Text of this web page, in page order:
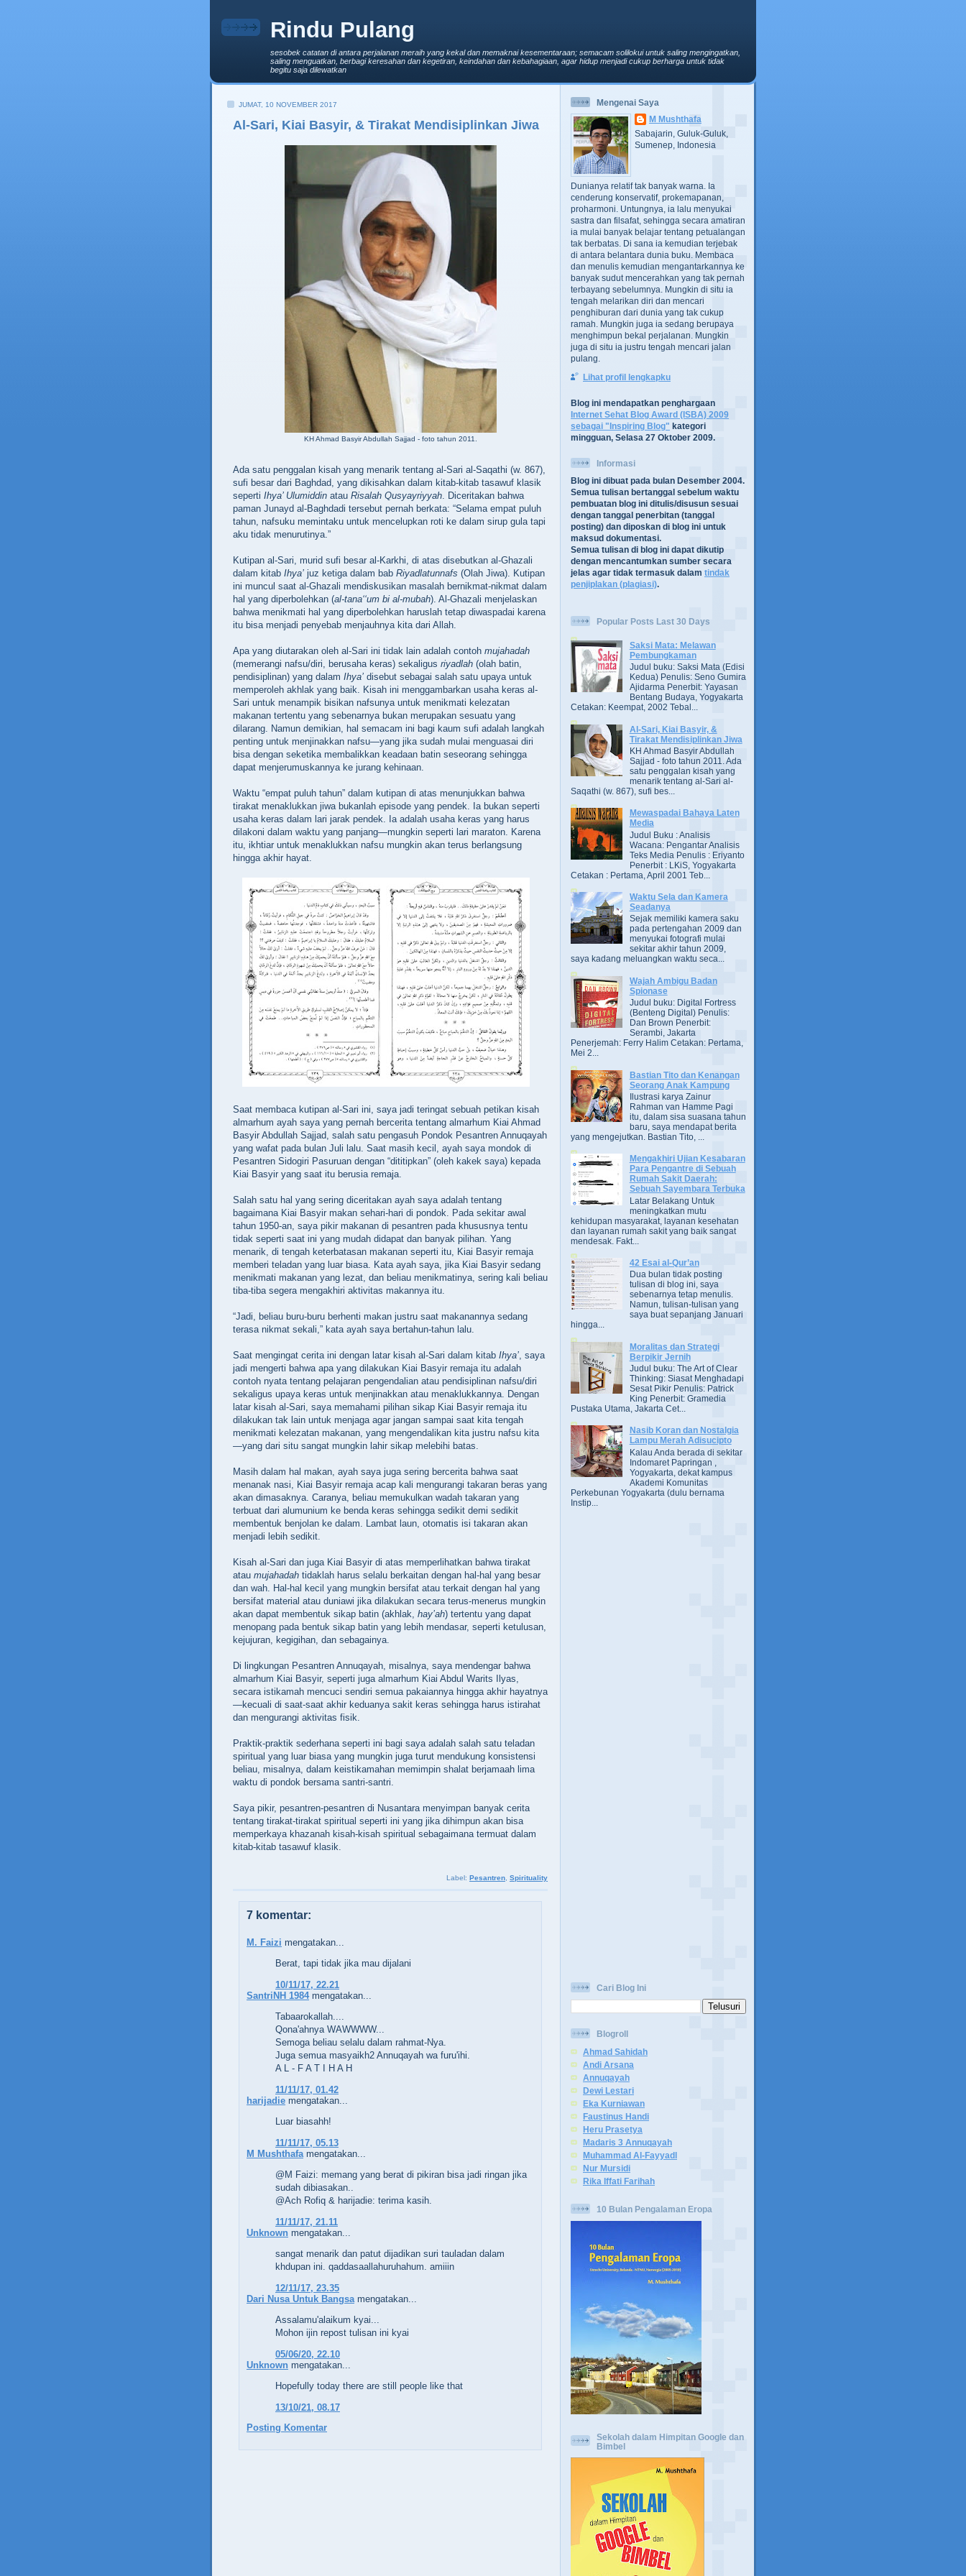
Rindu Pulang
sesobek catatan di antara perjalanan meraih yang kekal dan memaknai kesementaraan; semacam solilokui untuk saling mengingatkan,
saling menguatkan, berbagi keresahan dan kegetiran, keindahan dan kebahagiaan, agar hidup menjadi cukup berharga untuk tidak
begitu saja dilewatkan
JUMAT, 10 NOVEMBER 2017
Al-Sari, Kiai Basyir, & Tirakat Mendisiplinkan Jiwa
KH Ahmad Basyir Abdullah Sajjad - foto tahun 2011.
Ada satu penggalan kisah yang menarik tentang al-Sari al-Saqathi (w. 867),
sufi besar dari Baghdad, yang dikisahkan dalam kitab-kitab tasawuf klasik
seperti Ihya’ Ulumiddin atau Risalah Qusyayriyyah . Diceritakan bahwa
paman Junayd al-Baghdadi tersebut pernah berkata: “Selama empat puluh
tahun, nafsuku memintaku untuk mencelupkan roti ke dalam sirup gula tapi
aku tidak menurutinya.”
Kutipan al-Sari, murid sufi besar al-Karkhi, di atas disebutkan al-Ghazali
dalam kitab Ihya’ juz ketiga dalam bab Riyadlatunnafs (Olah Jiwa). Kutipan
ini muncul saat al-Ghazali mendiskusikan masalah bernikmat-nikmat dalam
hal yang diperbolehkan (al-tana‘‘um bi al-mubah). Al-Ghazali menjelaskan
bahwa menikmati hal yang diperbolehkan haruslah tetap diwaspadai karena
itu bisa menjadi penyebab menjauhnya kita dari Allah.
Apa yang diutarakan oleh al-Sari ini tidak lain adalah contoh mujahadah
(memerangi nafsu/diri, berusaha keras) sekaligus riyadlah (olah batin,
pendisiplinan) yang dalam Ihya’ disebut sebagai salah satu upaya untuk
memperoleh akhlak yang baik. Kisah ini menggambarkan usaha keras al-
Sari untuk menampik bisikan nafsunya untuk menikmati kelezatan
makanan tertentu yang sebenarnya bukan merupakan sesuatu yang
dilarang. Namun demikian, hal semacam ini bagi kaum sufi adalah langkah
penting untuk menjinakkan nafsu—yang jika sudah mulai menguasai diri
bisa dengan seketika membalikkan keadaan batin seseorang sehingga
dapat menjerumuskannya ke jurang kehinaan.
Waktu “empat puluh tahun” dalam kutipan di atas menunjukkan bahwa
tirakat menaklukkan jiwa bukanlah episode yang pendek. Ia bukan seperti
usaha keras dalam lari jarak pendek. Ia adalah usaha keras yang harus
dilakoni dalam waktu yang panjang—mungkin seperti lari maraton. Karena
itu, ikhtiar untuk menaklukkan nafsu mungkin akan terus berlangsung
hingga akhir hayat.
Saat membaca kutipan al-Sari ini, saya jadi teringat sebuah petikan kisah
almarhum ayah saya yang pernah bercerita tentang almarhum Kiai Ahmad
Basyir Abdullah Sajjad, salah satu pengasuh Pondok Pesantren Annuqayah
yang wafat pada bulan Juli lalu. Saat masih kecil, ayah saya mondok di
Pesantren Sidogiri Pasuruan dengan “dititipkan” (oleh kakek saya) kepada
Kiai Basyir yang saat itu berusia remaja.
Salah satu hal yang sering diceritakan ayah saya adalah tentang
bagaimana Kiai Basyir makan sehari-hari di pondok. Pada sekitar awal
tahun 1950-an, saya pikir makanan di pesantren pada khususnya tentu
tidak seperti saat ini yang mudah didapat dan banyak pilihan. Yang
menarik, di tengah keterbatasan makanan seperti itu, Kiai Basyir remaja
memberi teladan yang luar biasa. Kata ayah saya, jika Kiai Basyir sedang
menikmati makanan yang lezat, dan beliau menikmatinya, sering kali beliau
tiba-tiba segera mengakhiri aktivitas makannya itu.
“Jadi, beliau buru-buru berhenti makan justru saat makanannya sedang
terasa nikmat sekali,” kata ayah saya bertahun-tahun lalu.
Saat mengingat cerita ini dengan latar kisah al-Sari dalam kitab Ihya’ , saya
jadi mengerti bahwa apa yang dilakukan Kiai Basyir remaja itu adalah
contoh nyata tentang pelajaran pengendalian atau pendisiplinan nafsu/diri
sekaligus upaya keras untuk menjinakkan atau menaklukkannya. Dengan
latar kisah al-Sari, saya memahami pilihan sikap Kiai Basyir remaja itu
dilakukan tak lain untuk menjaga agar jangan sampai saat kita tengah
menikmati kelezatan makanan, yang mengendalikan kita justru nafsu kita
—yang dari situ sangat mungkin lahir sikap melebihi batas.
Masih dalam hal makan, ayah saya juga sering bercerita bahwa saat
menanak nasi, Kiai Basyir remaja acap kali mengurangi takaran beras yang
akan dimasaknya. Caranya, beliau memukulkan wadah takaran yang
terbuat dari alumunium ke benda keras sehingga sedikit demi sedikit
membentuk benjolan ke dalam. Lambat laun, otomatis isi takaran akan
menjadi lebih sedikit.
Kisah al-Sari dan juga Kiai Basyir di atas memperlihatkan bahwa tirakat
atau mujahadah tidaklah harus selalu berkaitan dengan hal-hal yang besar
dan wah. Hal-hal kecil yang mungkin bersifat atau terkait dengan hal yang
bersifat material atau duniawi jika dilakukan secara terus-menerus mungkin
akan dapat membentuk sikap batin (akhlak, hay’ah) tertentu yang dapat
menopang pada bentuk sikap batin yang lebih mendasar, seperti ketulusan,
kejujuran, kegigihan, dan sebagainya.
Di lingkungan Pesantren Annuqayah, misalnya, saya mendengar bahwa
almarhum Kiai Basyir, seperti juga almarhum Kiai Abdul Warits Ilyas,
secara istikamah mencuci sendiri semua pakaiannya hingga akhir hayatnya
—kecuali di saat-saat akhir keduanya sakit keras sehingga harus istirahat
dan mengurangi aktivitas fisik.
Praktik-praktik sederhana seperti ini bagi saya adalah salah satu teladan
spiritual yang luar biasa yang mungkin juga turut mendukung konsistensi
beliau, misalnya, dalam keistikamahan memimpin shalat berjamaah lima
waktu di pondok bersama santri-santri.
Saya pikir, pesantren-pesantren di Nusantara menyimpan banyak cerita
tentang tirakat-tirakat spiritual seperti ini yang jika dihimpun akan bisa
memperkaya khazanah kisah-kisah spiritual sebagaimana termuat dalam
kitab-kitab tasawuf klasik.
Label: Pesantren Spirituality
7 komentar:
M. Faizi mengatakan...
Berat, tapi tidak jika mau dijalani
10/11/17, 22.21
SantriNH 1984mengatakan...
Tabaarokallah....
Qona'ahnya WAWWWW...
Semoga beliau selalu dalam rahmat-Nya.
Juga semua masyaikh2 Annuqayah wa furu'ihi.
A L - F A T I H A H
11/11/17, 01.42
harijadie mengatakan...
Luar biasahh!
11/11/17, 05.13
M Mushthafamengatakan...
@M Faizi: memang yang berat di pikiran bisa jadi ringan jika
sudah dibiasakan..
@Ach Rofiq & harijadie: terima kasih.
11/11/17, 21.11
Unknown mengatakan...
sangat menarik dan patut dijadikan suri tauladan dalam
khdupan ini. qaddasaallahuruhahum. amiiin
12/11/17, 23.35
Dari Nusa Untuk Bangsamengatakan...
Assalamu'alaikum kyai...
Mohon ijin repost tulisan ini kyai
05/06/20, 22.10
Unknown mengatakan...
Hopefully today there are still people like that
13/10/21, 08.17
Posting Komentar
Mengenai Saya
M Mushthafa
Sabajarin, Guluk-Guluk,
Sumenep, Indonesia
Dunianya relatif tak banyak warna. Ia
cenderung konservatif, prokemapanan,
proharmoni. Untungnya, ia lalu menyukai
sastra dan filsafat, sehingga secara amatiran
ia mulai banyak belajar tentang petualangan
tak berbatas. Di sana ia kemudian terjebak
di antara belantara dunia buku. Membaca
dan menulis kemudian mengantarkannya ke
banyak sudut mencerahkan yang tak pernah
terbayang sebelumnya. Mungkin di situ ia
tengah melarikan diri dan mencari
penghiburan dari dunia yang tak cukup
ramah. Mungkin juga ia sedang berupaya
menghimpun bekal perjalanan. Mungkin
juga di situ ia justru tengah mencari jalan
pulang.
Lihat profil lengkapku
Blog ini mendapatkan penghargaan
Internet Sehat Blog Award (ISBA) 2009
sebagai "Inspiring Blog" kategori
mingguan, Selasa 27 Oktober 2009.
Informasi
Blog ini dibuat pada bulan Desember 2004.
Semua tulisan bertanggal sebelum waktu
pembuatan blog ini ditulis/disusun sesuai
dengan tanggal penerbitan (tanggal
posting) dan diposkan di blog ini untuk
maksud dokumentasi.
Semua tulisan di blog ini dapat dikutip
dengan mencantumkan sumber secara
jelas agar tidak termasuk dalam tindak
penjiplakan (plagiasi).
Popular Posts Last 30 Days
Saksi Mata: Melawan
Pembungkaman
Judul buku: Saksi Mata (Edisi
Kedua) Penulis: Seno Gumira
Ajidarma Penerbit: Yayasan
Bentang Budaya, Yogyakarta
Cetakan: Keempat, 2002 Tebal...
Al-Sari, Kiai Basyir, &
Tirakat Mendisiplinkan Jiwa
KH Ahmad Basyir Abdullah
Sajjad - foto tahun 2011. Ada
satu penggalan kisah yang
menarik tentang al-Sari al-
Saqathi (w. 867), sufi bes...
Mewaspadai Bahaya Laten
Media
Judul Buku : Analisis
Wacana: Pengantar Analisis
Teks Media Penulis : Eriyanto
Penerbit : LKiS, Yogyakarta
Cetakan : Pertama, April 2001 Teb...
Waktu Sela dan Kamera
Seadanya
Sejak memiliki kamera saku
pada pertengahan 2009 dan
menyukai fotografi mulai
sekitar akhir tahun 2009,
saya kadang meluangkan waktu seca...
Wajah Ambigu Badan
Spionase
Judul buku: Digital Fortress
(Benteng Digital) Penulis:
Dan Brown Penerbit:
Serambi, Jakarta
Penerjemah: Ferry Halim Cetakan: Pertama,
Mei 2...
Bastian Tito dan Kenangan
Seorang Anak Kampung
Ilustrasi karya Zainur
Rahman van Hamme Pagi
itu, dalam sisa suasana tahun
baru, saya mendapat berita
yang mengejutkan. Bastian Tito, ...
Mengakhiri Ujian Kesabaran
Para Pengantre di Sebuah
Rumah Sakit Daerah:
Sebuah Sayembara Terbuka
Latar Belakang Untuk
meningkatkan mutu
kehidupan masyarakat, layanan kesehatan
dan layanan rumah sakit yang baik sangat
mendesak. Fakt...
42 Esai al-Qur’an
Dua bulan tidak posting
tulisan di blog ini, saya
sebenarnya tetap menulis.
Namun, tulisan-tulisan yang
saya buat sepanjang Januari
hingga...
Moralitas dan Strategi
Berpikir Jernih
Judul buku: The Art of Clear
Thinking: Siasat Menghadapi
Sesat Pikir Penulis: Patrick
King Penerbit: Gramedia
Pustaka Utama, Jakarta Cet...
Nasib Koran dan Nostalgia
Lampu Merah Adisucipto
Kalau Anda berada di sekitar
Indomaret Papringan ,
Yogyakarta, dekat kampus
Akademi Komunitas
Perkebunan Yogyakarta (dulu bernama
Instip...
Cari Blog Ini
Blogroll
Ahmad Sahidah
Andi Arsana
Annuqayah
Dewi Lestari
Eka Kurniawan
Faustinus Handi
Heru Prasetya
Madaris 3 Annuqayah
Muhammad Al-Fayyadl
Nur Mursidi
Rika Iffati Farihah
10 Bulan Pengalaman Eropa
Sekolah dalam Himpitan Google dan
Bimbel